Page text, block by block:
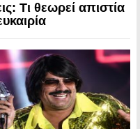
Τι θεωρεί απιστία